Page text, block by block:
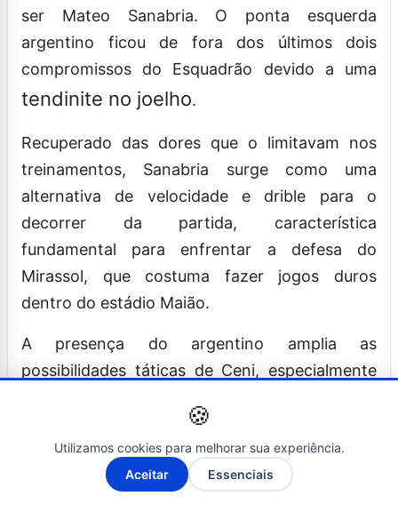
ser Mateo Sanabria. O ponta esquerda
argentino ficou de fora dos últimos dois
compromissos do Esquadrão devido a uma
tendinite no joelho.
Recuperado das dores que o limitavam nos
treinamentos, Sanabria surge como uma
alternativa de velocidade e drible para o
decorrer da partida, característica
fundamental para enfrentar a defesa do
Mirassol, que costuma fazer jogos duros
dentro do estádio Maião.
A presença do argentino amplia as
possibilidades táticas de Ceni, especialmente
agressiva pelos lados do campo durante o
segundo tempo.
Com a briga por posição também acirrada no
A- A+
🍪
Utilizamos cookies para melhorar sua experiência.
Aceitar
Essenciais